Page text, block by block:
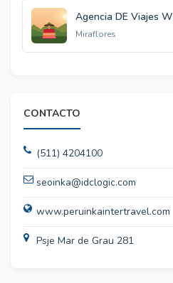
Agencia DE Viajes
Miraflores
CONTACTO
(511) 4204100
seoinka@idclogic.com
www.peruinkaintertravel.com
Psje Mar de Grau 281